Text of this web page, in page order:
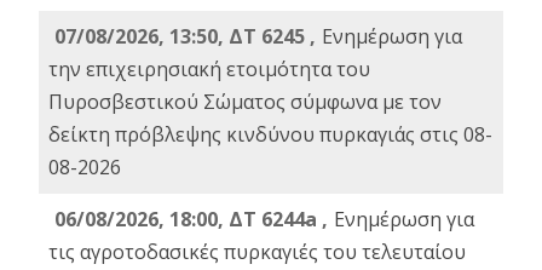
07/08/2026, 13:50, ΔΤ 6245 , Ενημέρωση για
την επιχειρησιακή ετοιμότητα του
Πυροσβεστικού Σώματος σύμφωνα με τον
δείκτη πρόβλεψης κινδύνου πυρκαγιάς στις 08-
08-2026
06/08/2026, 18:00, ΔΤ 6244a , Ενημέρωση για
τις αγροτοδασικές πυρκαγιές του τελευταίου